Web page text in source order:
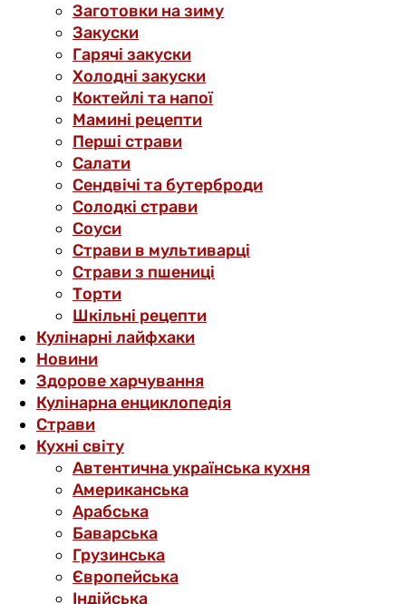
Заготовки на зиму
Закуски
Гарячі закуски
Холодні закуски
Коктейлі та напої
Мамині рецепти
Перші страви
Салати
Сендвічі та бутерброди
Солодкі страви
Соуси
Страви в мультиварці
Страви з пшениці
Торти
Шкільні рецепти
Кулінарні лайфхаки
Новини
Здорове харчування
Кулінарна енциклопедія
Страви
Кухні світу
Автентична українська кухня
Американська
Арабська
Баварська
Грузинська
Європейська
Індійська